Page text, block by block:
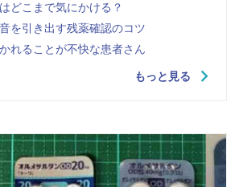
どこまで気にかける？
を引き出す残薬確認のコツ
れることが不快な患者さん
もっと見る